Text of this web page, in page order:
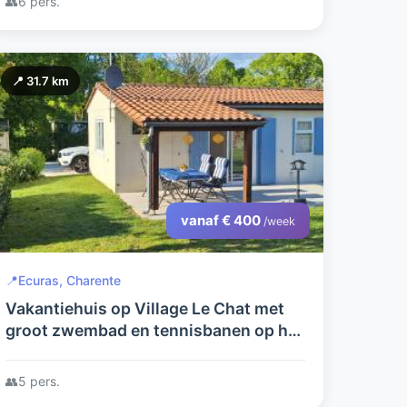
📍 31.7 km
vanaf € 400 /week
📍Ecuras, Charente
Vakantiehuis op Village Le Chat met
groot zwembad en tennisbanen op het
👥5 pers.